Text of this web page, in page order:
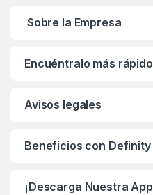
Sobre la Empresa
Encuéntralo más rápido
Avisos legales
Beneficios con Definity
¡Descarga Nuestra